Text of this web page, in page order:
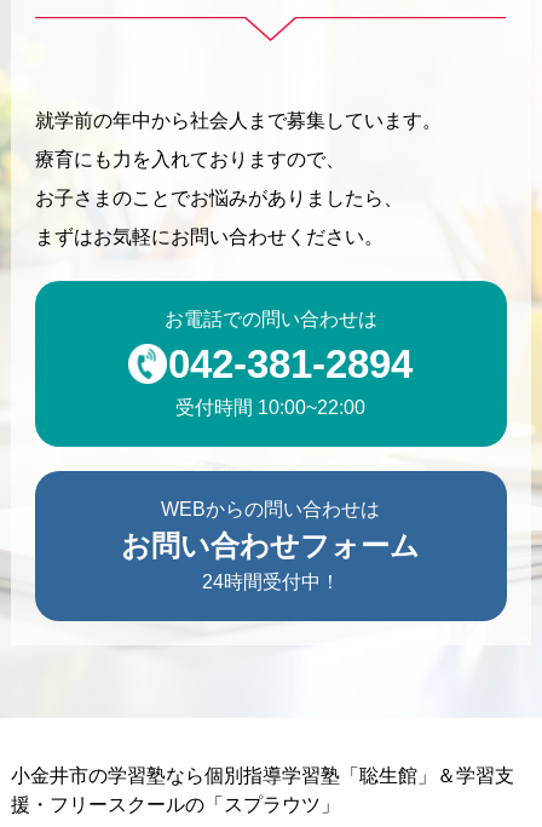
就学前の年中から社会人まで募集しています。
療育にも力を入れておりますので、
お子さまのことでお悩みがありましたら、
まずはお気軽にお問い合わせください。
お電話での問い合わせは
042-381-2894
受付時間 10:00~22:00
WEBからの問い合わせは
お問い合わせフォーム
24時間受付中！
小金井市の学習塾なら個別指導学習塾「聡生館」＆学習支
援・フリースクールの「スプラウツ」